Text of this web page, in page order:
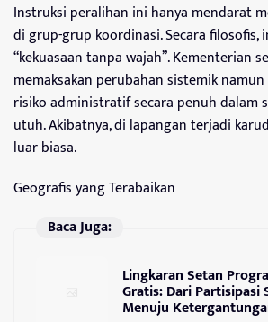
Instruksi peralihan ini hanya mendarat
di grup-grup koordinasi. Secara filosofis,
“kekuasaan tanpa wajah”. Kementerian
memaksakan perubahan sistemik
risiko administratif secara penuh dalam
utuh. Akibatnya, di lapangan terjadi
luar biasa.
Geografis yang Terabaikan
Baca Juga:
Lingkaran Setan
Gratis: Dari Partisipasi
Menuju